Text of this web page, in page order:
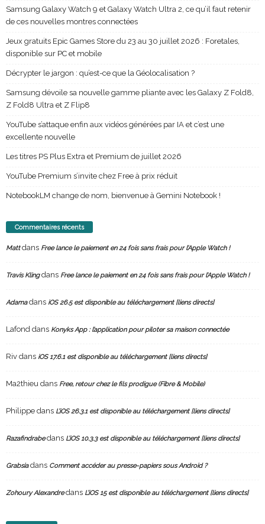
Samsung Galaxy Watch 9 et Galaxy Watch Ultra 2, ce qu’il faut retenir
de ces nouvelles montres connectées
Jeux gratuits Epic Games Store du 23 au 30 juillet 2026 : Foretales,
disponible sur PC et mobile
Décrypter le jargon : qu’est-ce que la Géolocalisation ?
Samsung dévoile sa nouvelle gamme pliante avec les Galaxy Z Fold8,
Z Fold8 Ultra et Z Flip8
YouTube s’attaque enfin aux vidéos générées par IA et c’est une
excellente nouvelle
Les titres PS Plus Extra et Premium de juillet 2026
YouTube Premium s’invite chez Free à prix réduit
NotebookLM change de nom, bienvenue à Gemini Notebook !
Commentaires récents
Mattdans Free lance le paiement en 24 fois sans frais pour l’Apple Watch !
Travis Klingdans Free lance le paiement en 24 fois sans frais pour l’Apple Watch !
Adamadans iOS 26.5 est disponible au téléchargement [liens directs]
Lafond dans Konyks App : l’application pour piloter sa maison connectée
Riv dans iOS 17.6.1 est disponible au téléchargement [liens directs]
Ma2thieu dans Free, retour chez le fils prodigue (Fibre & Mobile)
Philippe dans L’iOS 26.3.1 est disponible au téléchargement [liens directs]
Razafindrabedans L’iOS 10.3.3 est disponible au téléchargement [liens directs]
Grabsiadans Comment accéder au presse-papiers sous Android ?
Zohoury Alexandredans L’iOS 15 est disponible au téléchargement [liens directs]